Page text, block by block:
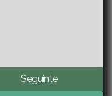
Seguinte